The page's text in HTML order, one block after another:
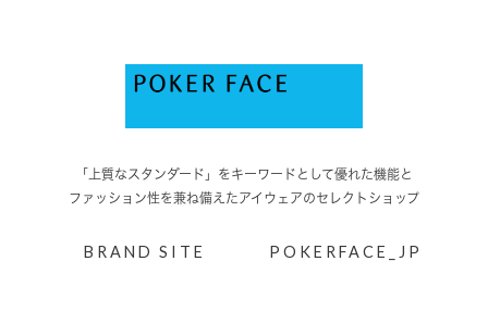
「上質なスタンダード」をキーワードとして優れた機能と
ファッション性を兼ね備えたアイウェアのセレクトショップ
BRAND SITE POKERFACE_JP